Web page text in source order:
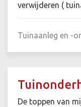
verwijderen (
Tuinaanleg en -
De toppen van